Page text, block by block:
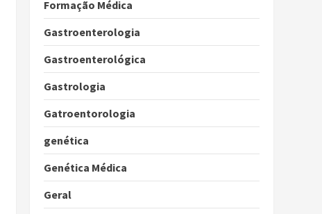
Formação Médica
Gastroenterologia
Gastroenterológica
Gastrologia
Gatroentorologia
genética
Genética Médica
Geral